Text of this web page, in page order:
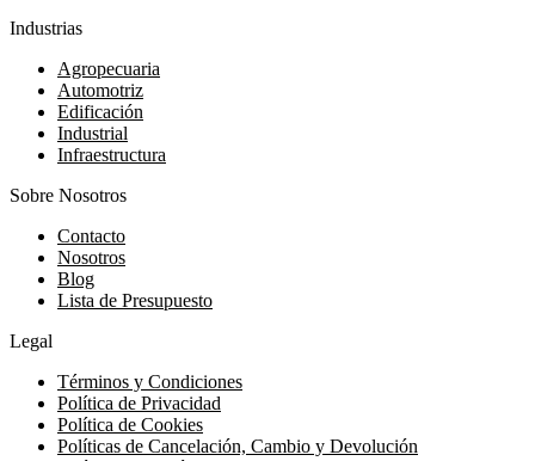
Industrias
Agropecuaria
Automotriz
Edificación
Industrial
Infraestructura
Sobre Nosotros
Contacto
Nosotros
Blog
Lista de Presupuesto
Legal
Términos y Condiciones
Política de Privacidad
Política de Cookies
Políticas de Cancelación, Cambio y Devolución